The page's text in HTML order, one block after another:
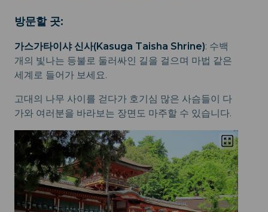
방문할 곳:
가스가타이샤 신사(Kasuga Taisha Shrine): 수백
개의 빛나는 등불로 둘러싸인 길을 걸으며 마법 같은
세계로 들어가 보세요.
고대의 나무 사이를 걷다가 호기심 많은 사슴들이 다
가와 여러분을 바라보는 장면도 마주할 수 있습니다.